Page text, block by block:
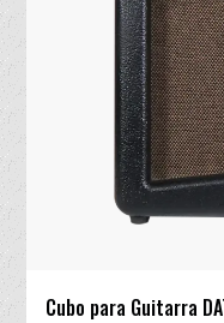
Cubo para Guitarra